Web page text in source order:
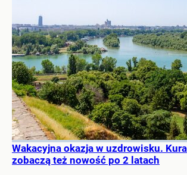
Wakacyjna okazja w uzdrowisku.
zobaczą też nowość po 2 latach